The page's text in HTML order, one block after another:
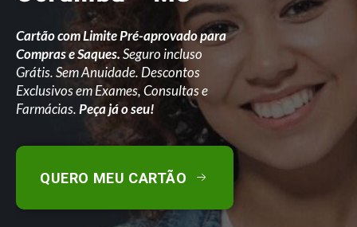
Cartão com Limite Pré-aprovado para
Compras e Saques.Seguro incluso
Grátis. Sem Anuidade. Descontos
Exclusivos em Exames, Consultas e
Farmácias.Peça já o seu!
QUERO MEU CARTÃO